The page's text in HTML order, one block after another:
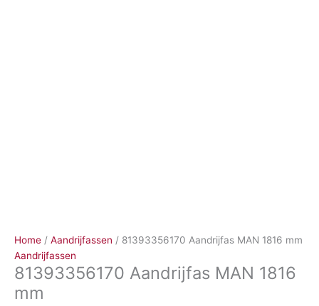
Home / Aandrijfassen / 81393356170 Aandrijfas MAN 1816 mm
Aandrijfassen
81393356170 Aandrijfas MAN 1816
mm